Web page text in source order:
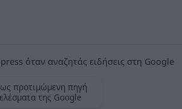
όταν αναζητάς ειδήσεις στη Google
προτιμώμενη πηγή
της Google